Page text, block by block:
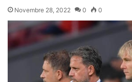
Novembre 28, 2022 0 0